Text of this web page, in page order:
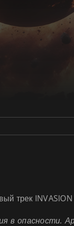
трек
в опасности.